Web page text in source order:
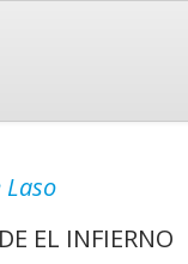
EL INFIERNO